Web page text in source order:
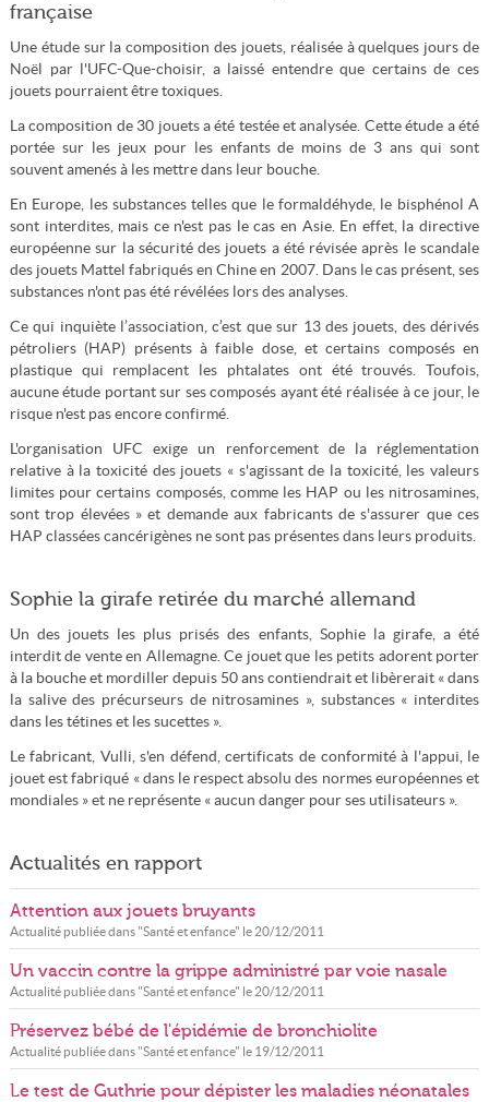
française
Une étude sur la composition des jouets, réalisée à quelques jours de
Noël par l'UFC-Que-choisir, a laissé entendre que certains de ces
jouets pourraient être toxiques.
La composition de 30 jouets a été testée et analysée. Cette étude a été
portée sur les jeux pour les enfants de moins de 3 ans qui sont
souvent amenés à les mettre dans leur bouche.
En Europe, les substances telles que le formaldéhyde, le bisphénol A
sont interdites, mais ce n'est pas le cas en Asie. En effet, la directive
européenne sur la sécurité des jouets a été révisée après le scandale
des jouets Mattel fabriqués en Chine en 2007. Dans le cas présent, ses
substances n'ont pas été révélées lors des analyses.
Ce qui inquiète l’association, c’est que sur 13 des jouets, des dérivés
pétroliers (HAP) présents à faible dose, et certains composés en
plastique qui remplacent les phtalates ont été trouvés. Toufois,
aucune étude portant sur ses composés ayant été réalisée à ce jour, le
risque n'est pas encore confirmé.
L'organisation UFC exige un renforcement de la réglementation
relative à la toxicité des jouets « s'agissant de la toxicité, les valeurs
limites pour certains composés, comme les HAP ou les nitrosamines,
sont trop élevées » et demande aux fabricants de s'assurer que ces
HAP classées cancérigènes ne sont pas présentes dans leurs produits.
Sophie la girafe retirée du marché allemand
Un des jouets les plus prisés des enfants, Sophie la girafe, a été
interdit de vente en Allemagne. Ce jouet que les petits adorent porter
à la bouche et mordiller depuis 50 ans contiendrait et libèrerait « dans
la salive des précurseurs de nitrosamines », substances « interdites
dans les tétines et les sucettes ».
Le fabricant, Vulli, s'en défend, certificats de conformité à l'appui, le
jouet est fabriqué « dans le respect absolu des normes européennes et
mondiales » et ne représente « aucun danger pour ses utilisateurs ».
Actualités en rapport
Attention aux jouets bruyants
Actualité publiée dans "Santé et enfance" le 20/12/2011
Un vaccin contre la grippe administré par voie nasale
Actualité publiée dans "Santé et enfance" le 20/12/2011
Préservez bébé de l'épidémie de bronchiolite
Actualité publiée dans "Santé et enfance" le 19/12/2011
Le test de Guthrie pour dépister les maladies néonatales